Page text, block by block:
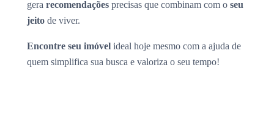
gera recomendações precisas que combinam com o seu
jeito de viver.
Encontre seu imóvel ideal hoje mesmo com a ajuda de
quem simplifica sua busca e valoriza o seu tempo!